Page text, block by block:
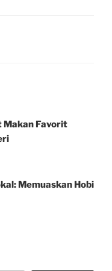
Makan Favorit
Memuaskan Hobi